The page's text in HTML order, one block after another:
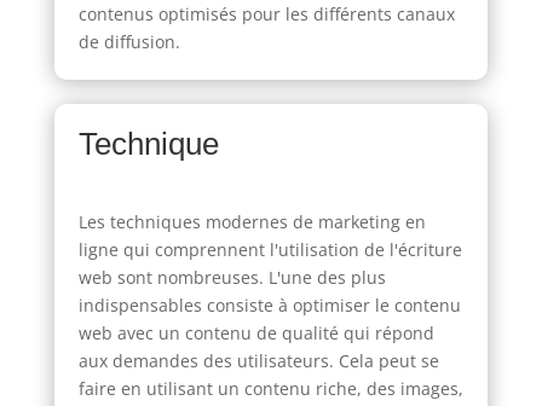
contenus optimisés pour les différents canaux
de diffusion.
Technique
Les techniques modernes de marketing en
ligne qui comprennent l'utilisation de l'écriture
web sont nombreuses. L'une des plus
indispensables consiste à optimiser le contenu
web avec un contenu de qualité qui répond
aux demandes des utilisateurs. Cela peut se
faire en utilisant un contenu riche, des images,